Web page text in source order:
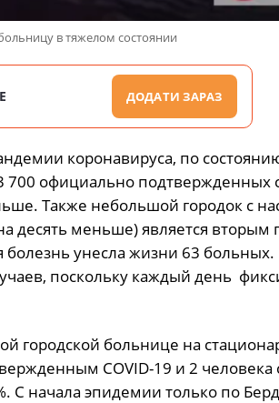
в тяжелом состоянии
ДОДАТИ ЗАРАЗ
коронавируса, по
700 официально подтвержденных
Также небольшой городок с
десять меньше) является вторым
унесла жизни 63 больных.
поскольку каждый день
городской больнице на
COVID-19 и 2 человека
С начала эпидемии только по